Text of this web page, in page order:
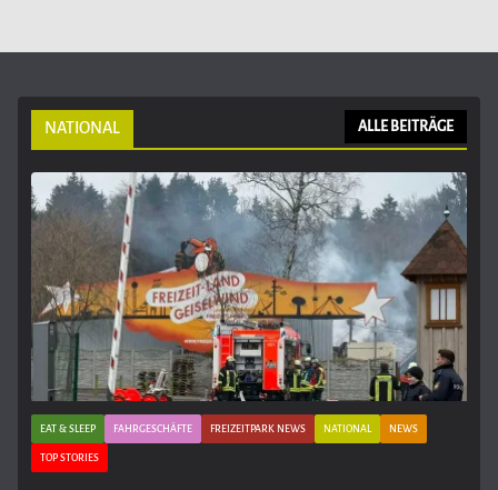
NATIONAL ALLE BEITRÄGE
EAT & SLEEP FAHRGESCHÄFTE FREIZEITPARK NEWS NATIONAL NEWS
TOP STORIES